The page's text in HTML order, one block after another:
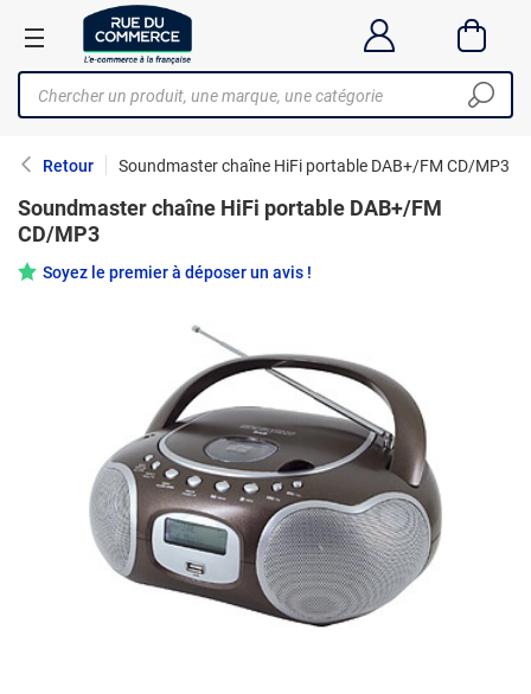
Retour Soundmaster chaîne HiFi portable DAB+/FM CD/MP3
Soundmaster chaîne HiFi portable DAB+/FM
CD/MP3
Soyez le premier à déposer un avis !